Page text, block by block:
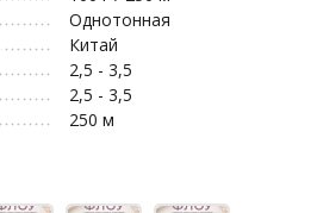
Однотонная
Китай
2,5 - 3,5
2,5 - 3,5
250 м